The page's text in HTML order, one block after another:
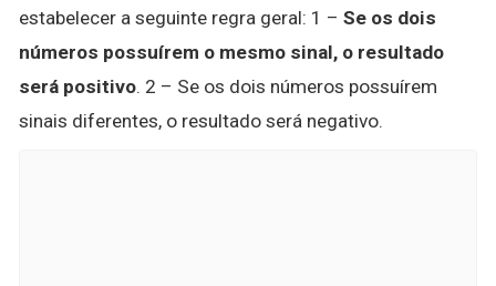
estabelecer a seguinte regra geral: 1 – Se os dois
números possuírem o mesmo sinal, o resultado
será positivo. 2 – Se os dois números possuírem
sinais diferentes, o resultado será negativo.